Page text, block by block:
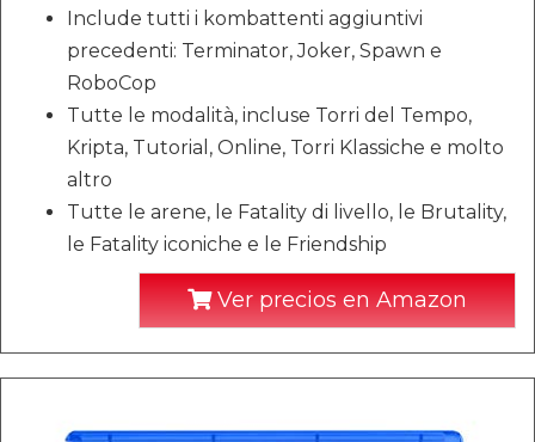
Include tutti i kombattenti aggiuntivi
precedenti: Terminator, Joker, Spawn e
RoboCop
Tutte le modalità, incluse Torri del Tempo,
Kripta, Tutorial, Online, Torri Klassiche e molto
altro
Tutte le arene, le Fatality di livello, le Brutality,
le Fatality iconiche e le Friendship
Ver precios en Amazon